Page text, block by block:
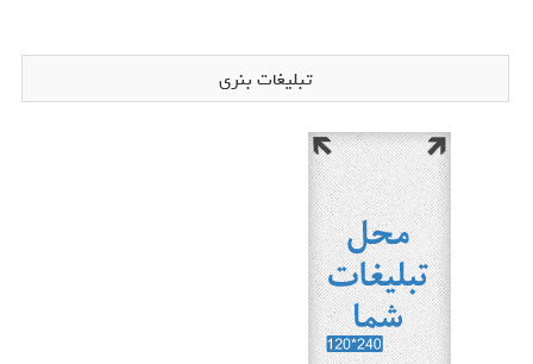
تبلیغات بنری